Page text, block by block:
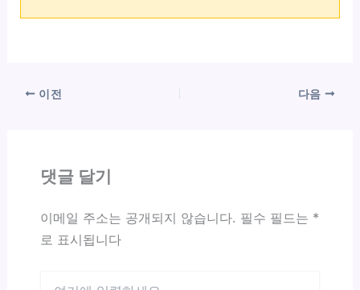
이전 다음
댓글 달기
이메일 주소는 공개되지 않습니다. 필수 필드는 *
로 표시됩니다